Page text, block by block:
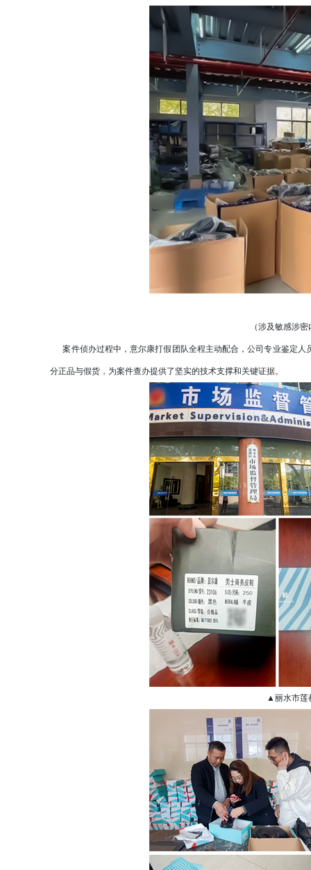
（涉及敏感涉
案件侦办过程中，意尔康打假团队全程主动配合，公司专业鉴定人
分正品与假货，为案件查办提供了坚实的技术支撑和关键证据。
▲丽水市莲